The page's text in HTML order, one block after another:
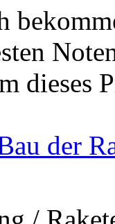
dieses
der